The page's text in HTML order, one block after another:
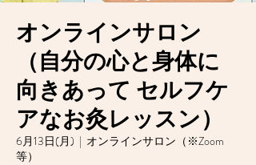
オンラインサロン
（自分の心と身体に
向きあって セルフケ
アなお灸レッスン）
6月13日(月)
  |
オンラインサロン（※Zoom
等）